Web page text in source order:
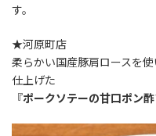
す。
★河原町店
柔らかい国産豚肩ロースを
仕上げた
『ポークソテーの甘口ポン